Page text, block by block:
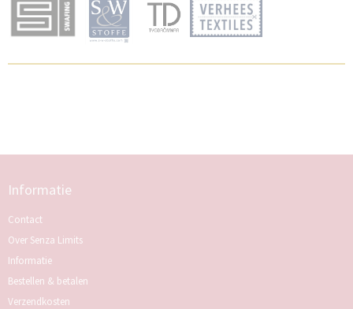
Informatie
Contact
Over Senza Limits
Informatie
Bestellen & betalen
Verzendkosten